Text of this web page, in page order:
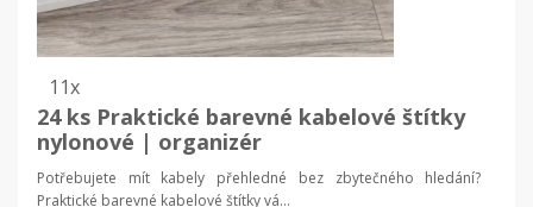
11x
24 ks Praktické barevné kabelové štítky
nylonové | organizér
Potřebujete mít kabely přehledné bez zbytečného hledání?
Praktické barevné kabelové štítky vá...